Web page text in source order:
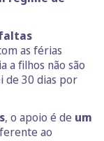
as férias
a filhos não são
de 30 dias por
, o apoio é de um
ao